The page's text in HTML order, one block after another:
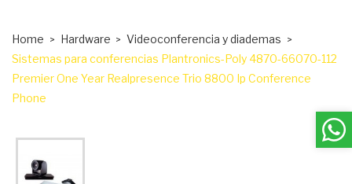
Home Hardware
Videoconferencia y diademas
Sistemas para conferencias Plantronics-Poly 4870-66070-112
Premier One Year Realpresence Trio 8800 Ip Conference
Phone